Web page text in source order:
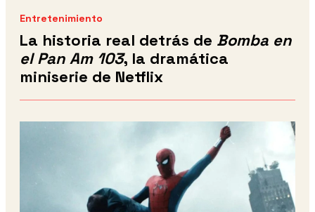
Entretenimiento
La historia real detrás de Bomba en
el Pan Am 103, la dramática
miniserie de Netflix